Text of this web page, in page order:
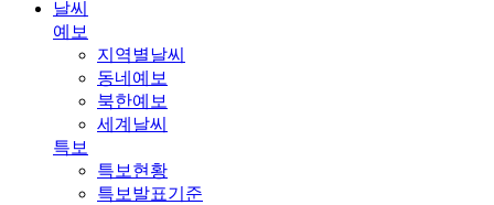
날씨
예보
지역별날씨
동네예보
북한예보
세계날씨
특보
특보현황
특보발표기준